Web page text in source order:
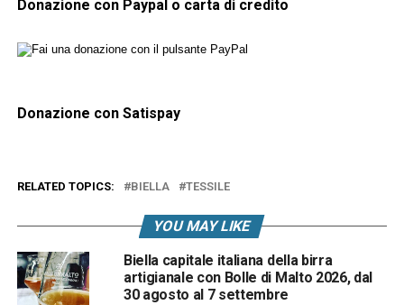
Donazione con Paypal o carta di credito
Donazione con Satispay
RELATED TOPICS: BIELLA TESSILE
YOU MAY LIKE
Biella capitale italiana della birra
artigianale con Bolle di Malto 2026, dal
30 agosto al 7 settembre